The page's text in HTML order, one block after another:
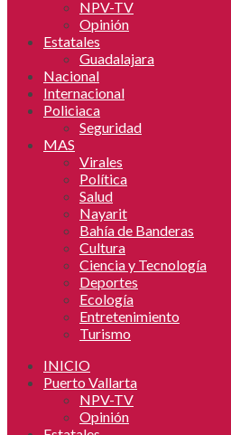
NPV-TV
Opinión
Estatales
Guadalajara
Nacional
Internacional
Policiaca
Seguridad
MAS
Virales
Política
Salud
Nayarit
Bahía de Banderas
Cultura
Ciencia y Tecnología
Deportes
Ecología
Entretenimiento
Turismo
INICIO
Puerto Vallarta
NPV-TV
Opinión